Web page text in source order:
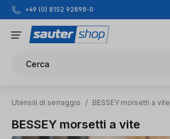
Passa al contenuto principale
+49 (0) 8152 92898-0
Cerca
Utensili di serraggio / BESSEY morsetti a vite
BESSEY morsetti a vite